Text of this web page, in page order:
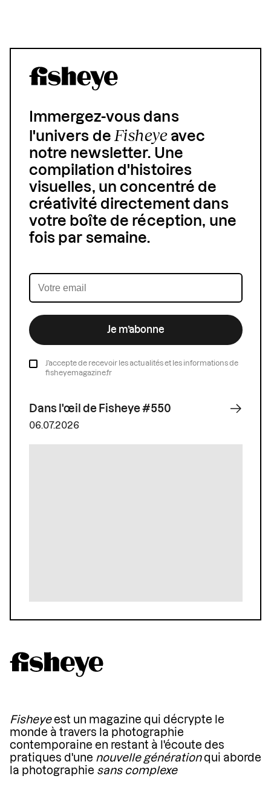
Immergez-vous dans
l'univers deFisheyeavec
notre newsletter. Une
compilation d'histoires
visuelles, un concentré de
créativité directement dans
votre boîte de réception, une
fois par semaine.
Je m’abonne
J’accepte de recevoir les actualités et les informations de
fisheyemagazine.fr
Dans l'œil de Fisheye #550
06.07.2026
Fisheyeest un magazine qui décrypte le
monde à travers la photographie
contemporaine en restant à l'écoute des
pratiques d'une nouvelle générationqui aborde
la photographie sans complexe